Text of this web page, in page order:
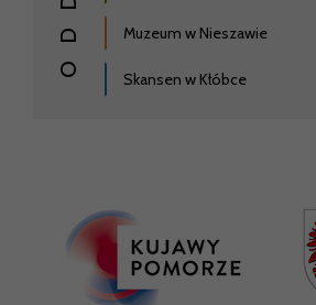
Muzeum w Nieszawie
Skansen w Kłóbce